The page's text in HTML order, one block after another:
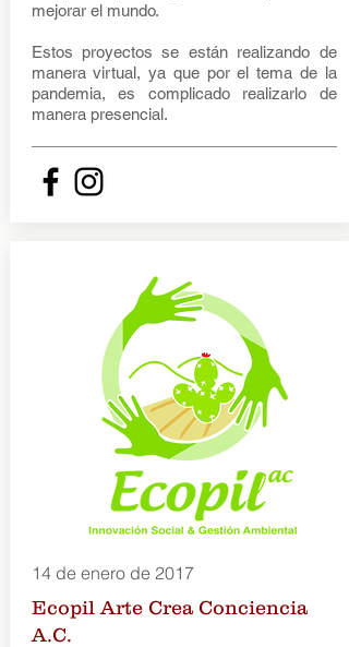
mejorar el mundo.
Estos proyectos se están realizando de
manera virtual, ya que por el tema de la
pandemia, es complicado realizarlo de
manera presencial.
14 de enero de 2017
Ecopil Arte Crea Conciencia
A.C.